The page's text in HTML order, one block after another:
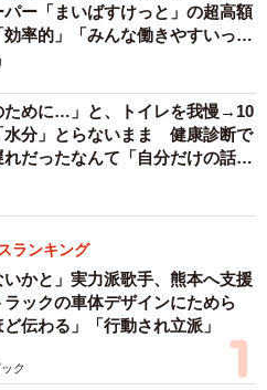
「まいばすけっと」の超高額
率的」「みんな働きやすいって
ために…」と、トイレを我慢→10
水分」とらないまま 健康診断で
だったなんて「自分だけの話で
で起きている問題では？」
ランキング
いかと」実力派歌手、熊本へ支援
ックの車体デザインにためら
伝わる」「行動され立派」
ク